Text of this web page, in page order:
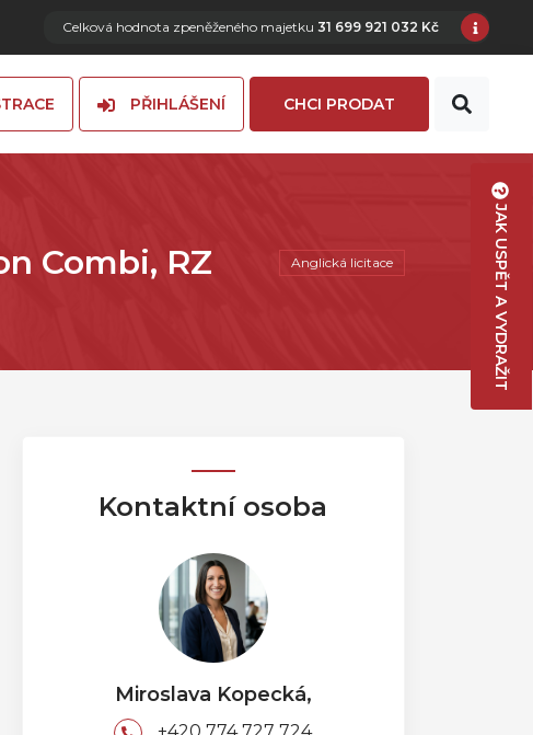
Celková hodnota zpeněženého majetku 31 699 921 032 Kč
PŘIHLÁŠENÍ CHCI PRODAT
Combi, RZ
Anglická licitace
Kontaktní osoba
Miroslava Kopecká,
JAK USPĚT A VYDRAŽIT